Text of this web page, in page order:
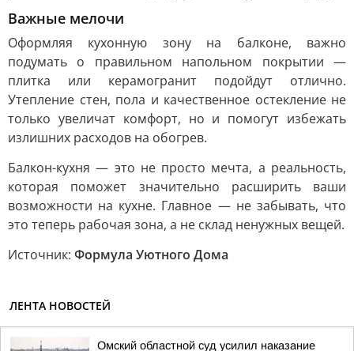
Важные мелочи
Оформляя кухонную зону на балконе, важно
подумать о правильном напольном покрытии —
плитка или керамогранит подойдут отлично.
Утепление стен, пола и качественное остекление не
только увеличат комфорт, но и помогут избежать
излишних расходов на обогрев.
Балкон-кухня — это не просто мечта, а реальность,
которая поможет значительно расширить ваши
возможности на кухне. Главное — не забывать, что
это теперь рабочая зона, а не склад ненужных вещей.
Источник: Формула Уютного Дома
ЛЕНТА НОВОСТЕЙ
Омский областной суд усилил наказание